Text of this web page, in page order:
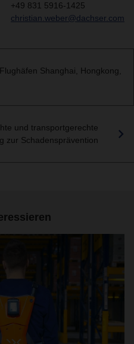
+49 831 5916-1425
christian.weber@dachser.com
Shanghai, Hongkong,
und transportgerechte
zur Schadensprävention